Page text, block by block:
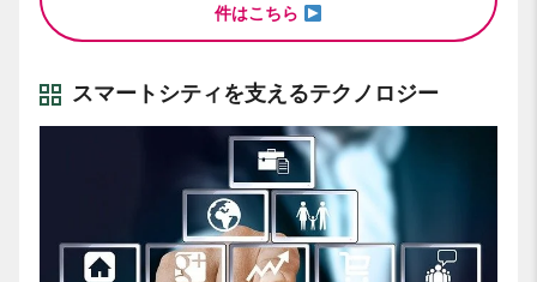
件はこちら
スマートシティを支えるテクノロジー